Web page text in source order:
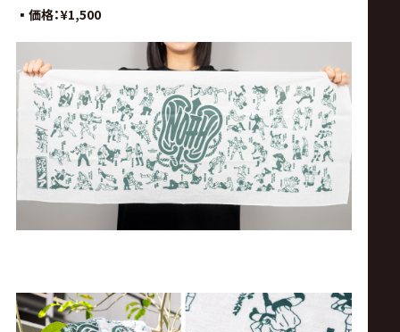
▪︎価格：¥1,500